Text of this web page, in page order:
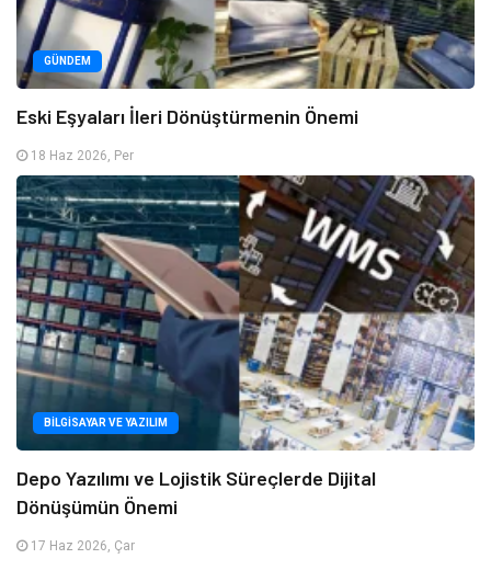
GÜNDEM
Eski Eşyaları İleri Dönüştürmenin Önemi
18 Haz 2026, Per
BILGISAYAR VE YAZILIM
Depo Yazılımı ve Lojistik Süreçlerde Dijital
Dönüşümün Önemi
17 Haz 2026, Çar